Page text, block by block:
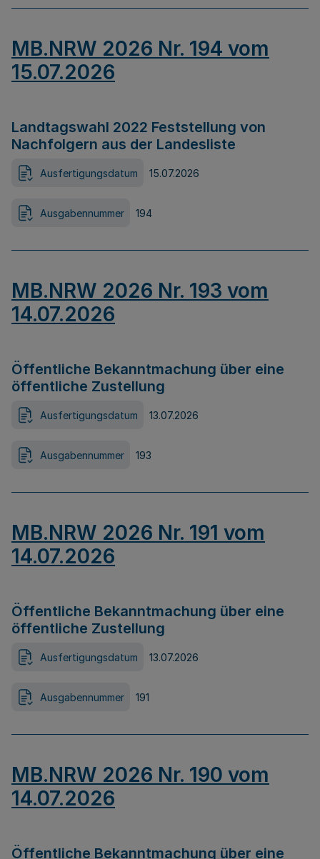
MB.NRW 2026 Nr. 194 vom
15.07.2026
Landtagswahl 2022 Feststellung von
Nachfolgern aus der Landesliste
Ausfertigungsdatum 15.07.2026
Ausgabennummer 194
MB.NRW 2026 Nr. 193 vom
14.07.2026
Öffentliche Bekanntmachung über eine
öffentliche Zustellung
Ausfertigungsdatum 13.07.2026
Ausgabennummer 193
MB.NRW 2026 Nr. 191 vom
14.07.2026
Öffentliche Bekanntmachung über eine
öffentliche Zustellung
Ausfertigungsdatum 13.07.2026
Ausgabennummer 191
MB.NRW 2026 Nr. 190 vom
14.07.2026
Öffentliche Bekanntmachung über eine